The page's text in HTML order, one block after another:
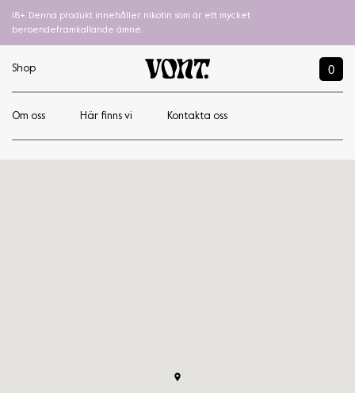
18+. Denna produkt innehåller nikotin som är ett mycket
beroendeframkallande ämne.
Shop 0
Om oss Här finns vi Kontakta oss
Medina Market